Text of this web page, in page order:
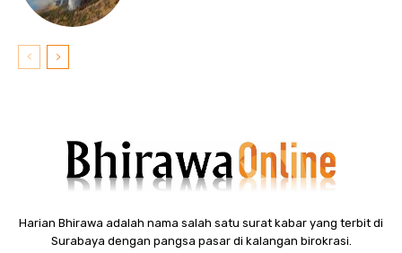
Harian Bhirawa adalah nama salah satu surat kabar yang terbit di
Surabaya dengan pangsa pasar di kalangan birokrasi.